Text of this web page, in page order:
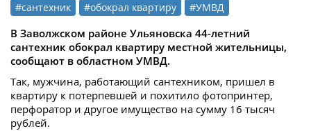
#сантехник #обокрал квартиру #УМВД
В Заволжском районе Ульяновска 44-летний
сантехник обокрал квартиру местной жительницы,
сообщают в областном УМВД.
Так, мужчина, работающий сантехником, пришел в
квартиру к потерпевшей и похитило фотопринтер,
перфоратор и другое имущество на сумму 16 тысяч
рублей.